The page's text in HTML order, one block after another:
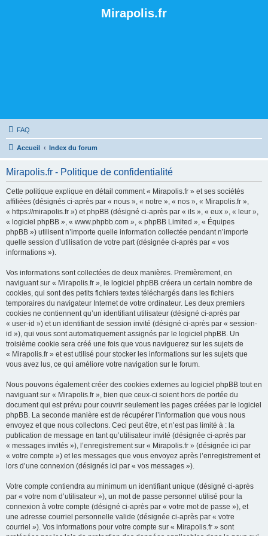
Mirapolis.fr
FAQ
Accueil Index du forum
Mirapolis.fr - Politique de confidentialité
Cette politique explique en détail comment « Mirapolis.fr » et ses sociétés
affiliées (désignés ci-après par « nous », « notre », « nos », « Mirapolis.fr »,
« https://mirapolis.fr ») et phpBB (désigné ci-après par « ils », « eux », « leur »,
« logiciel phpBB », « www.phpbb.com », « phpBB Limited », « Équipes
phpBB ») utilisent n’importe quelle information collectée pendant n’importe
quelle session d’utilisation de votre part (désignée ci-après par « vos
informations »).
Vos informations sont collectées de deux manières. Premièrement, en
naviguant sur « Mirapolis.fr », le logiciel phpBB créera un certain nombre de
cookies, qui sont des petits fichiers textes téléchargés dans les fichiers
temporaires du navigateur Internet de votre ordinateur. Les deux premiers
cookies ne contiennent qu’un identifiant utilisateur (désigné ci-après par
« user-id ») et un identifiant de session invité (désigné ci-après par « session-
id »), qui vous sont automatiquement assignés par le logiciel phpBB. Un
troisième cookie sera créé une fois que vous naviguerez sur les sujets de
« Mirapolis.fr » et est utilisé pour stocker les informations sur les sujets que
vous avez lus, ce qui améliore votre navigation sur le forum.
Nous pouvons également créer des cookies externes au logiciel phpBB tout en
naviguant sur « Mirapolis.fr », bien que ceux-ci soient hors de portée du
document qui est prévu pour couvrir seulement les pages créées par le logiciel
phpBB. La seconde manière est de récupérer l’information que vous nous
envoyez et que nous collectons. Ceci peut être, et n’est pas limité à : la
publication de message en tant qu’utilisateur invité (désignée ci-après par
« messages invités »), l’enregistrement sur « Mirapolis.fr » (désignée ici par
« votre compte ») et les messages que vous envoyez après l’enregistrement et
lors d’une connexion (désignés ici par « vos messages »).
Votre compte contiendra au minimum un identifiant unique (désigné ci-après
par « votre nom d’utilisateur »), un mot de passe personnel utilisé pour la
connexion à votre compte (désigné ci-après par « votre mot de passe »), et
une adresse courriel personnelle valide (désignée ci-après par « votre
courriel »). Vos informations pour votre compte sur « Mirapolis.fr » sont